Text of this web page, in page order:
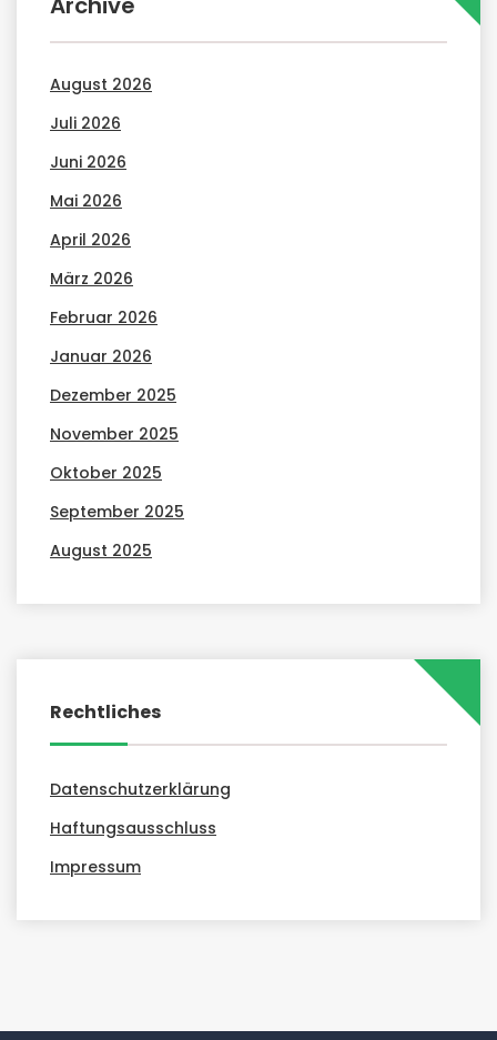
August 2026
Juli 2026
Juni 2026
Mai 2026
April 2026
März 2026
Februar 2026
Januar 2026
Dezember 2025
November 2025
Oktober 2025
September 2025
August 2025
Rechtliches
Datenschutzerklärung
Haftungsausschluss
Impressum